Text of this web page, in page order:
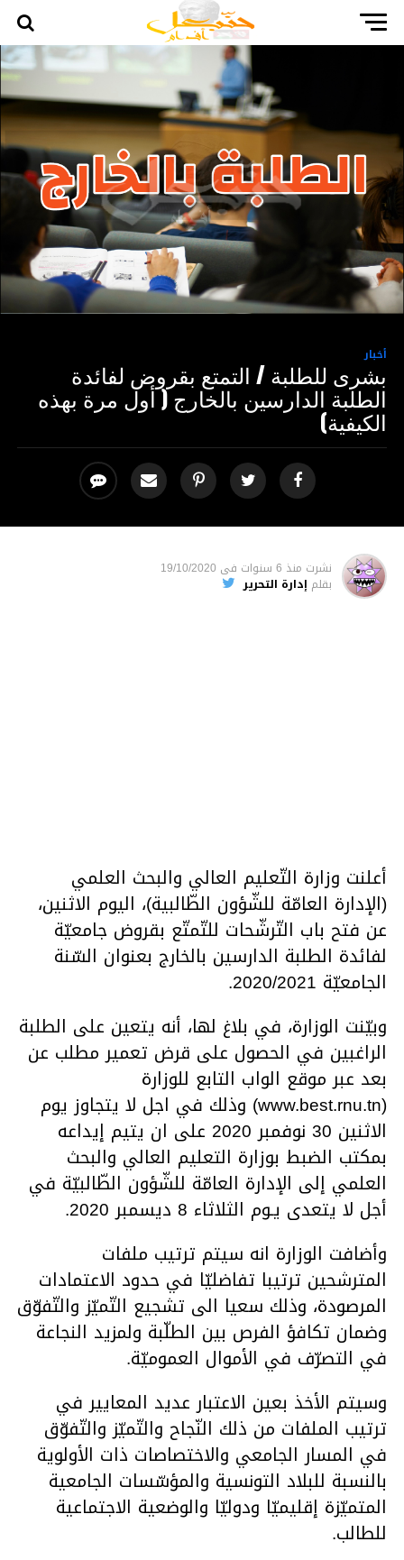
أخبار
بشرى للطلبة / التمتع بقروض لفائدة
الطلبة الدارسين بالخارج ( أول مرة بهذه
الكيفية)
نشرت منذ 6 سنوات فى 19/10/2020
بقلم إدارة التحرير
أعلنت وزارة التّعليم العالي والبحث العلمي
(الإدارة العامّة للشّؤون الطّالبية)، اليوم الاثنين،
عن فتح باب التّرشّحات للتّمتّع بقروض جامعيّة
لفائدة الطلبة الدارسين بالخارج بعنوان السّنة
الجامعيّة 2020/2021.
وبيّنت الوزارة، في بلاغ لها، أنه يتعين على الطلبة
الراغبين في الحصول على قرض تعمير مطلب عن
بعد عبر موقع الواب التابع للوزارة
(www.best.rnu.tn) وذلك في اجل لا يتجاوز يوم
الاثنين 30 نوفمبر 2020 على ان يتيم إيداعه
بمكتب الضبط بوزارة التعليم العالي والبحث
العلمي إلى الإدارة العامّة للشّؤون الطّالبيّة في
أجل لا يتعدى يـوم الثلاثاء 8 ديسمبر 2020.
وأضافت الوزارة انه سيتم ترتيب ملفات
المترشحين ترتيبا تفاضليّا في حدود الاعتمادات
المرصودة، وذلك سعيا الى تشجيع التّميّز والتّفوّق
وضمان تكافؤ الفرص بين الطلّبة ولمزيد النجاعة
في التصرّف في الأموال العموميّة.
وسيتم الأخذ بعين الاعتبار عديد المعايير في
ترتيب الملفات من ذلك النّجاح والتّميّز والتّفوّق
في المسار الجامعي والاختصاصات ذات الأولوية
بالنسبة للبلاد التونسية والمؤسّسات الجامعية
المتميّزة إقليميّا ودوليّا والوضعية الاجتماعية
للطالب.